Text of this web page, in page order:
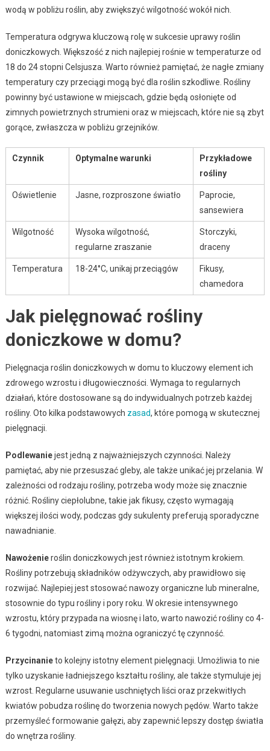
wodą w pobliżu roślin, aby zwiększyć wilgotność wokół nich.
Temperatura odgrywa kluczową rolę w sukcesie uprawy roślin
doniczkowych. Większość z nich najlepiej rośnie w temperaturze od
18 do 24 stopni Celsjusza. Warto również pamiętać, że nagłe zmiany
temperatury czy przeciągi mogą być dla roślin szkodliwe. Rośliny
powinny być ustawione w miejscach, gdzie będą osłonięte od
zimnych powietrznych strumieni oraz w miejscach, które nie są zbyt
gorące, zwłaszcza w pobliżu grzejników.
Czynnik Optymalne warunki
Przykładowe
rośliny
Oświetlenie Jasne, rozproszone światło
Paprocie,
sansewiera
Wilgotność
Wysoka wilgotność,
regularne zraszanie
Storczyki,
draceny
Temperatura 18-24°C, unikaj przeciągów
Fikusy,
chamedora
Jak pielęgnować rośliny
doniczkowe w domu?
Pielęgnacja roślin doniczkowych w domu to kluczowy element ich
zdrowego wzrostu i długowieczności. Wymaga to regularnych
działań, które dostosowane są do indywidualnych potrzeb każdej
rośliny. Oto kilka podstawowych zasad, które pomogą w skutecznej
pielęgnacji.
Podlewaniejest jedną z najważniejszych czynności. Należy
pamiętać, aby nie przesuszać gleby, ale także unikać jej przelania. W
zależności od rodzaju rośliny, potrzeba wody może się znacznie
różnić. Rośliny ciepłolubne, takie jak fikusy, często wymagają
większej ilości wody, podczas gdy sukulenty preferują sporadyczne
nawadnianie.
Nawożenieroślin doniczkowych jest również istotnym krokiem.
Rośliny potrzebują składników odżywczych, aby prawidłowo się
rozwijać. Najlepiej jest stosować nawozy organiczne lub mineralne,
stosownie do typu rośliny i pory roku. W okresie intensywnego
wzrostu, który przypada na wiosnę i lato, warto nawozić rośliny co 4-
6 tygodni, natomiast zimą można ograniczyć tę czynność.
Przycinanieto kolejny istotny element pielęgnacji. Umożliwia to nie
tylko uzyskanie ładniejszego kształtu rośliny, ale także stymuluje jej
wzrost. Regularne usuwanie uschniętych liści oraz przekwitłych
kwiatów pobudza roślinę do tworzenia nowych pędów. Warto także
przemyśleć formowanie gałęzi, aby zapewnić lepszy dostęp światła
do wnętrza rośliny.